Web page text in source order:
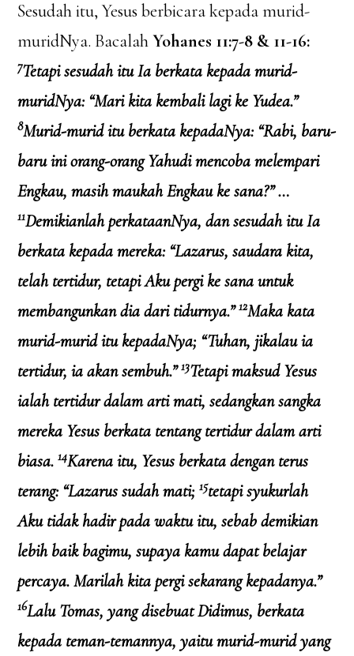
Sesudah itu, Yesus berbicara kepada murid-
muridNya. BacalahYohanes 11:7-8 & 11-16:
7Tetapi sesudah itu Ia berkata kepada murid-
muridNya: “Mari kita kembali lagi ke Yudea.”
8Murid-murid itu berkata kepadaNya: “Rabi, baru-
baru ini orang-orang Yahudi mencoba melempari
Engkau, masih maukah Engkau ke sana?” …
11Demikianlah perkataanNya, dan sesudah itu Ia
berkata kepada mereka: “Lazarus, saudara kita,
telah tertidur, tetapi Aku pergi ke sana untuk
membangunkan dia dari tidurnya.”12Maka kata
murid-murid itu kepadaNya; “Tuhan, jikalau ia
tertidur, ia akan sembuh.”13Tetapi maksud Yesus
ialah tertidur dalam arti mati, sedangkan sangka
mereka Yesus berkata tentang tertidur dalam arti
biasa.14Karena itu, Yesus berkata dengan terus
terang: “Lazarus sudah mati;15tetapi syukurlah
Aku tidak hadir pada waktu itu, sebab demikian
lebih baik bagimu, supaya kamu dapat belajar
percaya. Marilah kita pergi sekarang kepadanya.”
16Lalu Tomas, yang disebuat Didimus, berkata
kepada teman-temannya, yaitu murid-murid yang